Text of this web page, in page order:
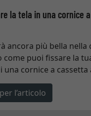
la tela in una cornice
ancora più bella nella
come puoi fissare la
una cornice a cassetta
l’articolo